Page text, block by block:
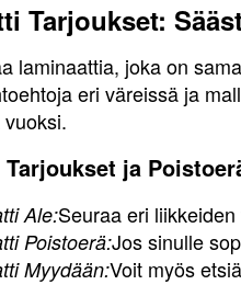
Tarjoukset:
laminaattia, joka on
eri väreissä ja
ja
Ale:Seuraa eri
Poistoerä:Jos sinulle
Myydään:Voit myös